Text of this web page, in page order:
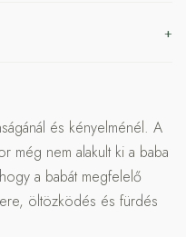
és kényelménél. A
még nem alakult ki a baba
a babát megfelelő
öltözködés és fürdés